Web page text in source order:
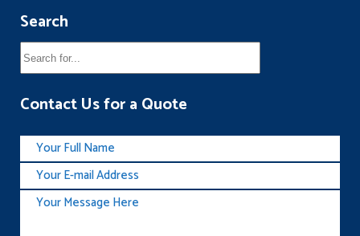
Search
Contact Us for a Quote